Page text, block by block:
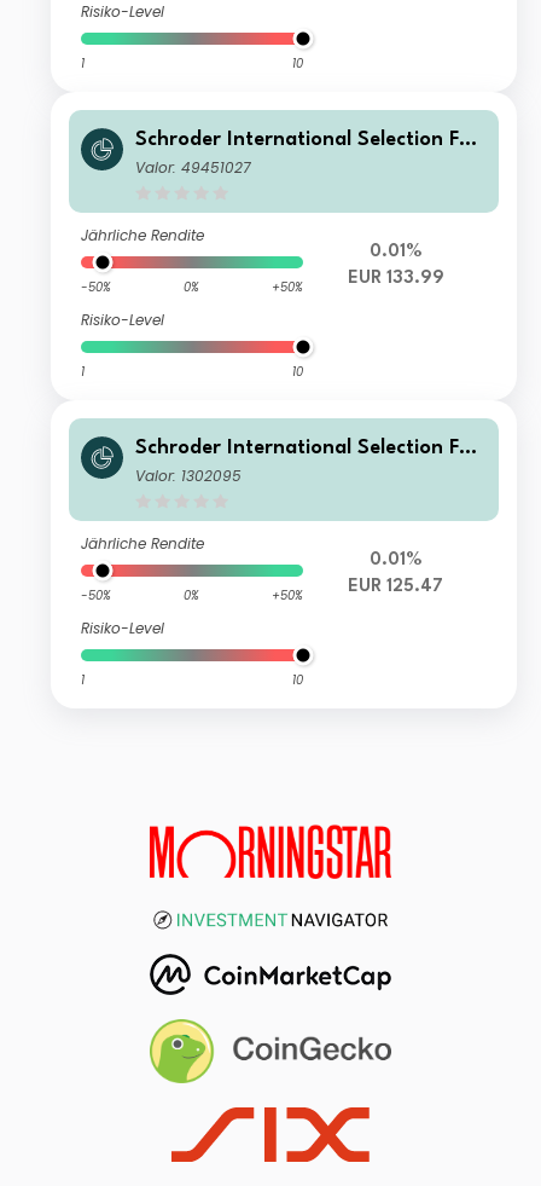
Risiko-Level
1 10
Schroder International Selection Fun
d EURO Liquidity IZ Accumulation E
Valor: 49451027
Jährliche Rendite
-50% 0% +50%
Risiko-Level
1 10
0.01%
EUR 133.99
Schroder International Selection Fun
d EURO Liquidity B Accumulation EU
Valor: 1302095
Jährliche Rendite
-50% 0% +50%
Risiko-Level
1 10
0.01%
EUR 125.47